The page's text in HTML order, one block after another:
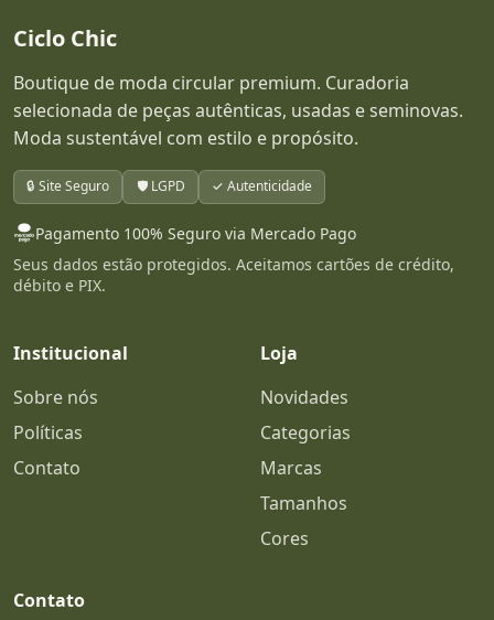
Ciclo Chic
Boutique de moda circular premium. Curadoria
selecionada de peças autênticas, usadas e seminovas.
Moda sustentável com estilo e propósito.
🔒 Site Seguro 🛡️ LGPD ✓ Autenticidade
Pagamento 100% Seguro via Mercado Pago
Seus dados estão protegidos. Aceitamos cartões de crédito,
débito e PIX.
Institucional
Sobre nós
Políticas
Contato
Loja
Novidades
Categorias
Marcas
Tamanhos
Cores
Contato